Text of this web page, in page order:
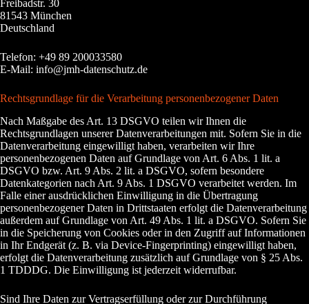
Freibadstr. 30
81543 München
Deutschland
Telefon: +49 89 200033580
E-Mail: info@jmh-datenschutz.de
Rechtsgrundlage für die Verarbeitung personenbezogener Daten
Nach Maßgabe des Art. 13 DSGVO teilen wir Ihnen die
Rechtsgrundlagen unserer Datenverarbeitungen mit. Sofern Sie in die
Datenverarbeitung eingewilligt haben, verarbeiten wir Ihre
personenbezogenen Daten auf Grundlage von Art. 6 Abs. 1 lit. a
DSGVO bzw. Art. 9 Abs. 2 lit. a DSGVO, sofern besondere
Datenkategorien nach Art. 9 Abs. 1 DSGVO verarbeitet werden. Im
Falle einer ausdrücklichen Einwilligung in die Übertragung
personenbezogener Daten in Drittstaaten erfolgt die Datenverarbeitung
außerdem auf Grundlage von Art. 49 Abs. 1 lit. a DSGVO. Sofern Sie
in die Speicherung von Cookies oder in den Zugriff auf Informationen
in Ihr Endgerät (z. B. via Device-Fingerprinting) eingewilligt haben,
erfolgt die Datenverarbeitung zusätzlich auf Grundlage von § 25 Abs.
1 TDDDG. Die Einwilligung ist jederzeit widerrufbar.
Sind Ihre Daten zur Vertragserfüllung oder zur Durchführung